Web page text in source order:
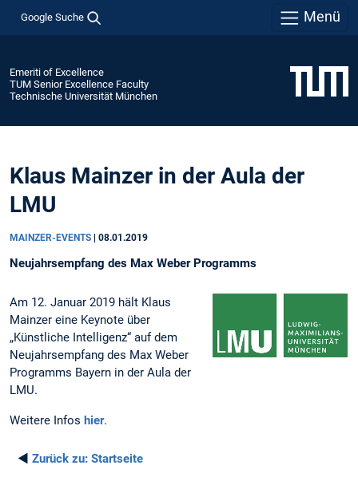
Google Suche Menü
Emeriti of Excellence
TUM Senior Excellence Faculty
Technische Universität München
Klaus Mainzer in der Aula der
LMU
MAINZER-EVENTS 08.01.2019
Neujahrsempfang des Max Weber Programms
Am 12. Januar 2019 hält Klaus
Mainzer eine Keynote über
„Künstliche Intelligenz“ auf dem
Neujahrsempfang des Max Weber
Programms Bayern in der Aula der
LMU.
Weitere Infos hier.
◄ Zurück zu: Startseite